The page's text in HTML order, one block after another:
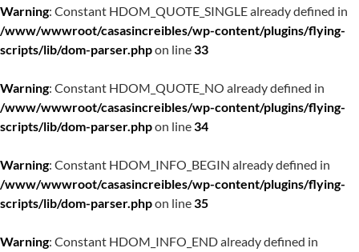
Warning: Constant HDOM_QUOTE_SINGLE already defined in
/www/wwwroot/casasincreibles/wp-content/plugins/flying-
scripts/lib/dom-parser.phpon line33
Warning: Constant HDOM_QUOTE_NO already defined in
/www/wwwroot/casasincreibles/wp-content/plugins/flying-
scripts/lib/dom-parser.phpon line34
Warning: Constant HDOM_INFO_BEGIN already defined in
/www/wwwroot/casasincreibles/wp-content/plugins/flying-
scripts/lib/dom-parser.phpon line35
Warning: Constant HDOM_INFO_END already defined in